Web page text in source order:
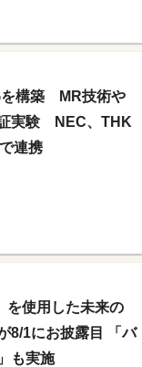
を構築 MR技術や
実験 NEC、THK
連携
を使用した未来の
8/1にお披露目 「バ
も実施